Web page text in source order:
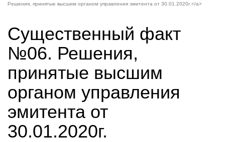
Решения, принятые высшим органом управления эмитента от 30.01.2020г.</a>
Существенный факт
№06. Решения,
принятые высшим
органом управления
эмитента от
30.01.2020г.